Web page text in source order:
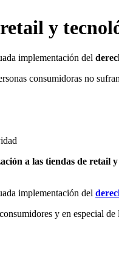
y
implementación del
consumidoras no
a las tiendas de retail
implementación del
y en especial